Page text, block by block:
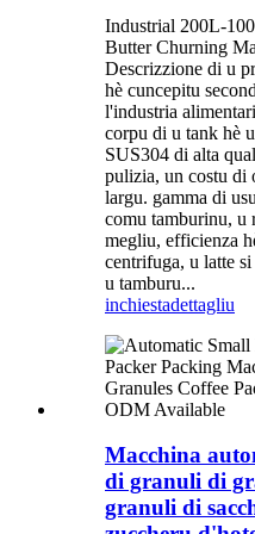
Industrial 200L-
Butter Churning
Descrizzione di u
hè cuncepitu
l'industria
corpu di u tank hè
SUS304 di alta
pulizia, un costu di
largu. gamma di
comu tamburinu, u
megliu, efficienza
centrifuga, u latte
u tamburu...
inchiestadettagliu
Macchina
di granuli di
granuli di